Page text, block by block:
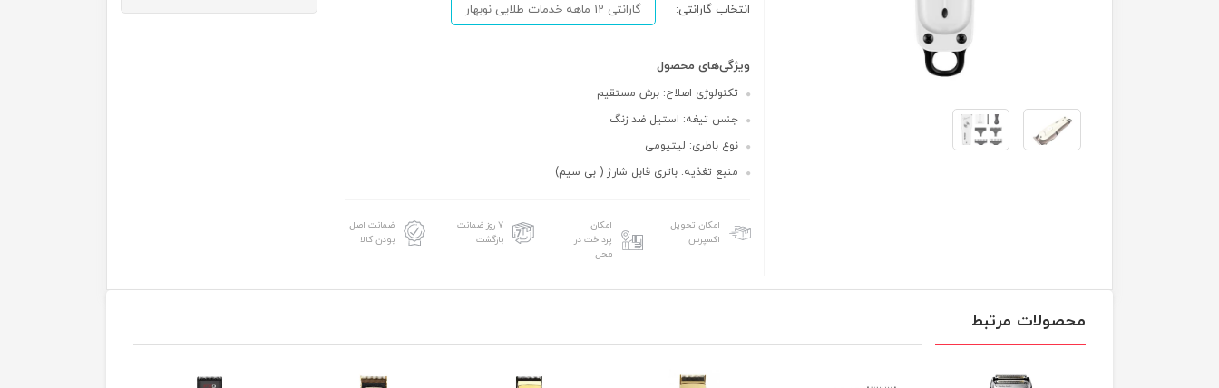
انتخاب گارانتی: گارانتی 12 ماهه خدمات طلایی نوبهار
ویژگی‌های محصول
تکنولوژی اصلاح: برش مستقیم
جنس تیغه: استیل ضد زنگ
نوع باطری: لیتیومی
منبع تغذیه: باتری قابل شارژ ( بی سیم)
امکان تحویل
اکسپرس
امکان
پرداخت در
محل
۷ روز ضمانت
بازگشت
ضمانت اصل
بودن کالا
محصولات مرتبط